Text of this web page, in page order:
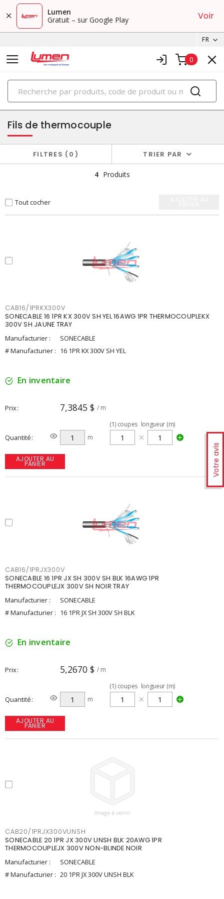
Lumen
Gratuit – sur Google Play
Voir
FR
0
PRODUITS
fils et câbles
Votre avis
Fils de thermocouple
FILTRES 0 TRIER PAR
4 Produits
Tout cocher
CAB16/1PRKX300V
SONECABLE 16 1PR KX 300V SH YEL 16AWG 1PR THERMOCOUPLEKX
300V SH JAUNE TRAY
Manufacturier :
SONECABLE
# Manufacturier : 16 1PR KX 300V SH YEL
En inventaire
Prix 7,3845 $ / m
Quantité m
(1) coupes longueur (m)
AJOUTER AU
PANIER
CAB16/1PRJX300V
SONECABLE 16 1PR JX SH 300V SH BLK 16AWG 1PR
THERMOCOUPLEJX 300V SH NOIR TRAY
Manufacturier :
SONECABLE
# Manufacturier : 16 1PR JX SH 300V SH BLK
En inventaire
Prix 5,2670 $ / m
Quantité m
(1) coupes longueur (m)
AJOUTER AU
PANIER
CAB20/1PRJX300VUNSH
SONECABLE 20 1PR JX 300V UNSH BLK 20AWG 1PR
THERMOCOUPLEJX 300V NON-BLINDE NOIR
Manufacturier :
SONECABLE
# Manufacturier : 20 1PR JX 300V UNSH BLK